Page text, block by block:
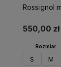
Rossignol
550,00 zł
Rozmiar:
S M